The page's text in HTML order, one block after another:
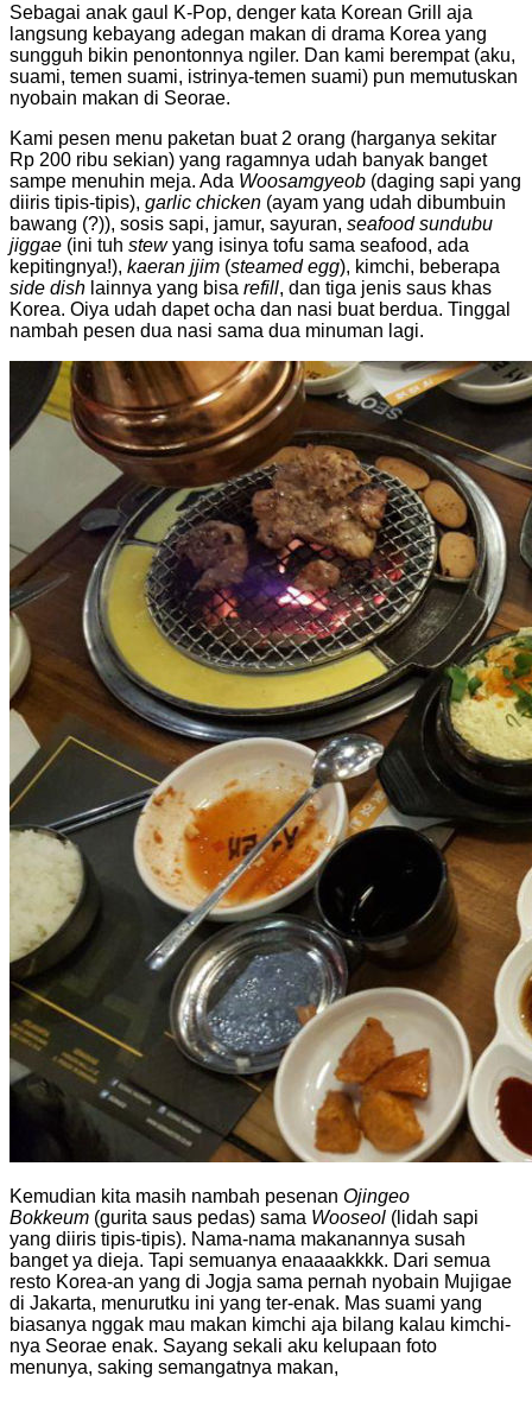
Sebagai anak gaul K-Pop, denger kata Korean Grill aja
langsung kebayang adegan makan di drama Korea yang
sungguh bikin penontonnya ngiler. Dan kami berempat (aku,
suami, temen suami, istrinya-temen suami) pun memutuskan
nyobain makan di Seorae.
Kami pesen menu paketan buat 2 orang (harganya sekitar
Rp 200 ribu sekian) yang ragamnya udah banyak banget
sampe menuhin meja. Ada Woosamgyeob (daging sapi yang
diiris tipis-tipis), garlic chicken (ayam yang udah dibumbuin
bawang (?)), sosis sapi, jamur, sayuran, seafood sundubu
jiggae (ini tuh stewyang isinya tofu sama seafood, ada
kepitingnya!), kaeran jjim (steamed egg), kimchi, beberapa
side dish lainnya yang bisa refill, dan tiga jenis saus khas
Korea. Oiya udah dapet ocha dan nasi buat berdua. Tinggal
nambah pesen dua nasi sama dua minuman lagi.
Kemudian kita masih nambah pesenan Ojingeo
Bokkeum (gurita saus pedas) sama Wooseol (lidah sapi
yang diiris tipis-tipis). Nama-nama makanannya susah
banget ya dieja. Tapi semuanya enaaaakkkk. Dari semua
resto Korea-an yang di Jogja sama pernah nyobain Mujigae
di Jakarta, menurutku ini yang ter-enak. Mas suami yang
biasanya nggak mau makan kimchi aja bilang kalau kimchi-
nya Seorae enak. Sayang sekali aku kelupaan foto
menunya, saking semangatnya makan,